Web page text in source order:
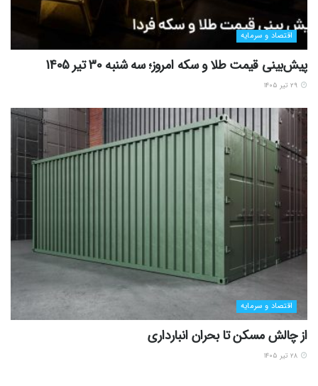
اقتصاد و سرمایه
پیش‌بینی قیمت طلا و سکه امروز؛ سه شنبه 30 تیر 1405
اقتصاد و سرمایه
از چالش مسکن تا بحران انبارداری